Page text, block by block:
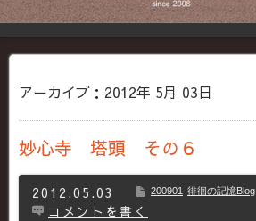
アーカイブ：2012年 5月 03日
妙心寺 塔頭 その６
2012.05.03 200901 徘徊の記憶Blog
コメントを書く